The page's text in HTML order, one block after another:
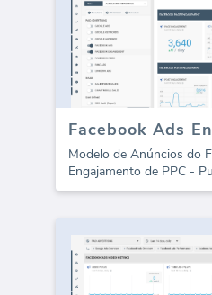
Modelo de Anúncios do
Engajamento de PPC -